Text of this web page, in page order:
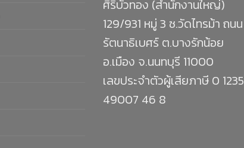
ศิริบัวทอง (สำนักงานใหญ่)
129/931 หมู่ 3 ซ.วัดไทรม้า ถนน
รัตนาธิเบศร์ ต.บางรักน้อย
อ.เมือง จ.นนทบุรี 11000
เลขประจำตัวผู้เสียภาษี 0 1235
49007 46 8